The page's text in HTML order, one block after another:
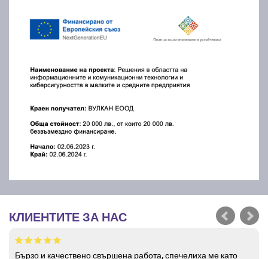
КЛИЕНТИТЕ ЗА НАС
Бързо и качествено свършена работа, спечелиха ме като